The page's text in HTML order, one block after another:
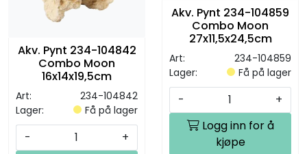
Akv. Pynt 234-104842
Combo Moon
16x14x19,5cm
Art:
234-104842
Lager:
Få på lager
-
+
Akv. Pynt 234-104859
Combo Moon
27x11,5x24,5cm
Art:
234-104859
Lager:
Få på lager
-
+
Logg inn for å
kjøpe